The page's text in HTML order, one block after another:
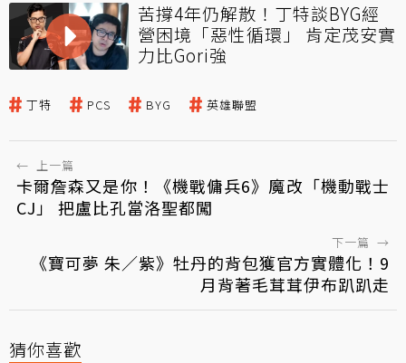
苦撐4年仍解散！丁特談BYG經
營困境「惡性循環」 肯定茂安實
力比Gori強
丁特 PCS BYG 英雄聯盟
← 上一篇
卡爾詹森又是你！《機戰傭兵6》魔改「機動戰士
CJ」 把盧比孔當洛聖都闖
下一篇 →
《寶可夢 朱／紫》牡丹的背包獲官方實體化！9
月背著毛茸茸伊布趴趴走
猜你喜歡